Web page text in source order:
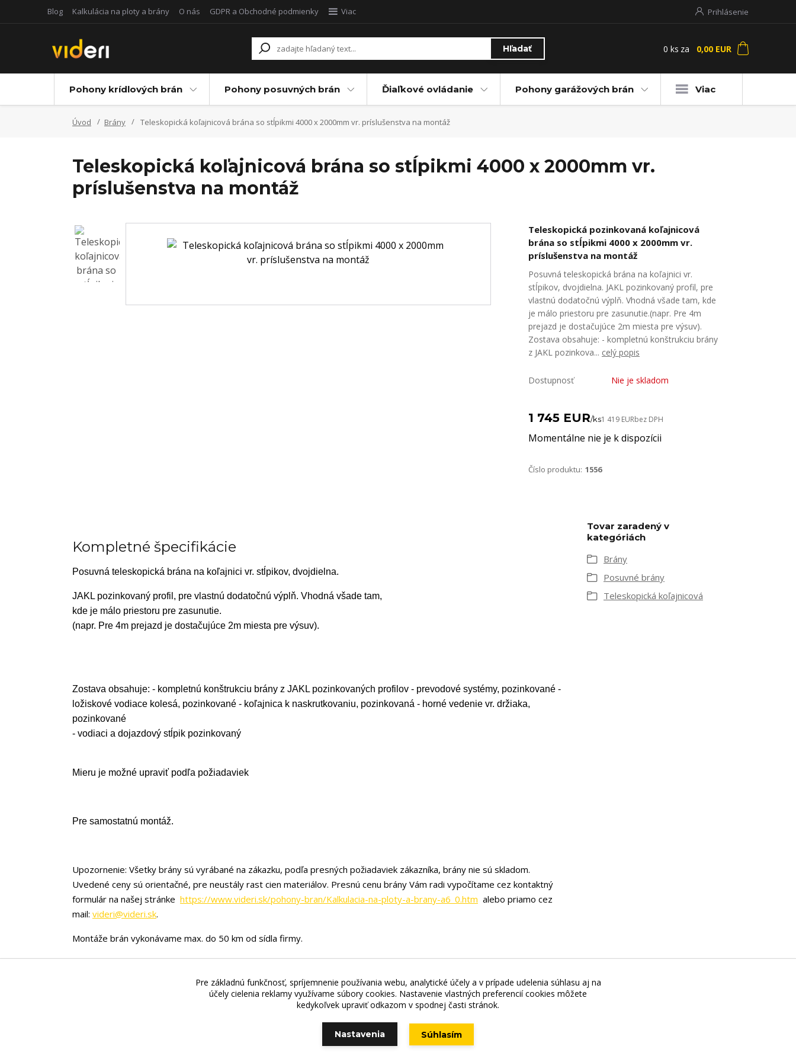
Blog Kalkulácia na ploty a brány O nás GDPR a Obchodné podmienky Viac Prihlásenie
Hľadať 0 ks za 0,00 EUR
Pohony krídlových brán Pohony posuvných brán Ďiaľkové ovládanie Pohony garážových brán Viac
Úvod Brány Teleskopická koľajnicová brána so stĺpikmi 4000 x 2000mm vr. príslušenstva na montáž
Teleskopická koľajnicová brána so stĺpikmi 4000 x 2000mm vr.
príslušenstva na montáž
Teleskopická pozinkovaná koľajnicová
brána so stĺpikmi 4000 x 2000mm vr.
príslušenstva na montáž
Posuvná teleskopická brána na koľajnici vr.
stĺpikov, dvojdielna. JAKL pozinkovaný profil, pre
vlastnú dodatočnú výplň. Vhodná všade tam, kde
je málo priestoru pre zasunutie.(napr. Pre 4m
prejazd je dostačujúce 2m miesta pre výsuv).
Zostava obsahuje: - kompletnú konštrukciu brány
z JAKL pozinkova... celý popis
Dostupnosť Nie je skladom
1 745 EUR/ks1 419 EURbez DPH
Momentálne nie je k dispozícii
Číslo produktu: 1556
Kompletné špecifikácie
Posuvná teleskopická brána na koľajnici vr. stĺpikov, dvojdielna.
JAKL pozinkovaný profil, pre vlastnú dodatočnú výplň. Vhodná všade tam,
kde je málo priestoru pre zasunutie.
(napr. Pre 4m prejazd je dostačujúce 2m miesta pre výsuv).
Zostava obsahuje: - kompletnú konštrukciu brány z JAKL pozinkovaných profilov - prevodové systémy, pozinkované -
ložiskové vodiace kolesá, pozinkované - koľajnica k naskrutkovaniu, pozinkovaná - horné vedenie vr. držiaka,
pozinkované
- vodiaci a dojazdový stĺpik pozinkovaný
Mieru je možné upraviť podľa požiadaviek
Pre samostatnú montáž.
Upozornenie: Všetky brány sú vyrábané na zákazku, podľa presných požiadaviek zákazníka, brány nie sú skladom.
Uvedené ceny sú orientačné, pre neustály rast cien materiálov. Presnú cenu brány Vám radi vypočítame cez kontaktný
formulár na našej stránke https://www.videri.sk/pohony-bran/Kalkulacia-na-ploty-a-brany-a6_0.htm alebo priamo cez
mail: videri@videri.sk.
Montáže brán vykonávame max. do 50 km od sídla firmy.
Tovar zaradený v
kategóriách
Brány
Posuvné brány
Teleskopická koľajnicová
Videri s.r.o., Lúčna 32, 900 01 Modra. Predajňa - Štefánikova 69, 900 01 Modra, Tel.: +421 949 353 848, +421 944 045 358,
Vytvorené na
Pre základnú funkčnosť, spríjemnenie používania webu, analytické účely a v prípade udelenia súhlasu aj na
účely cielenia reklamy využívame súbory cookies. Nastavenie vlastných preferencií cookies môžete
kedykoľvek upraviť odkazom v spodnej časti stránok.
Nastavenia Súhlasím